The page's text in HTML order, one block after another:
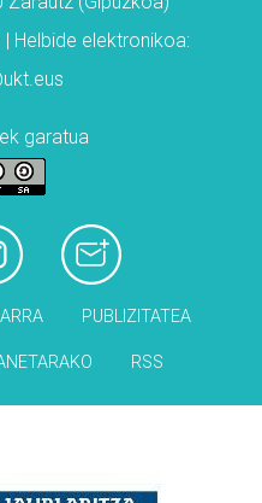
Helbide elektronikoa:
garatua
PUBLIZITATEA
RSS